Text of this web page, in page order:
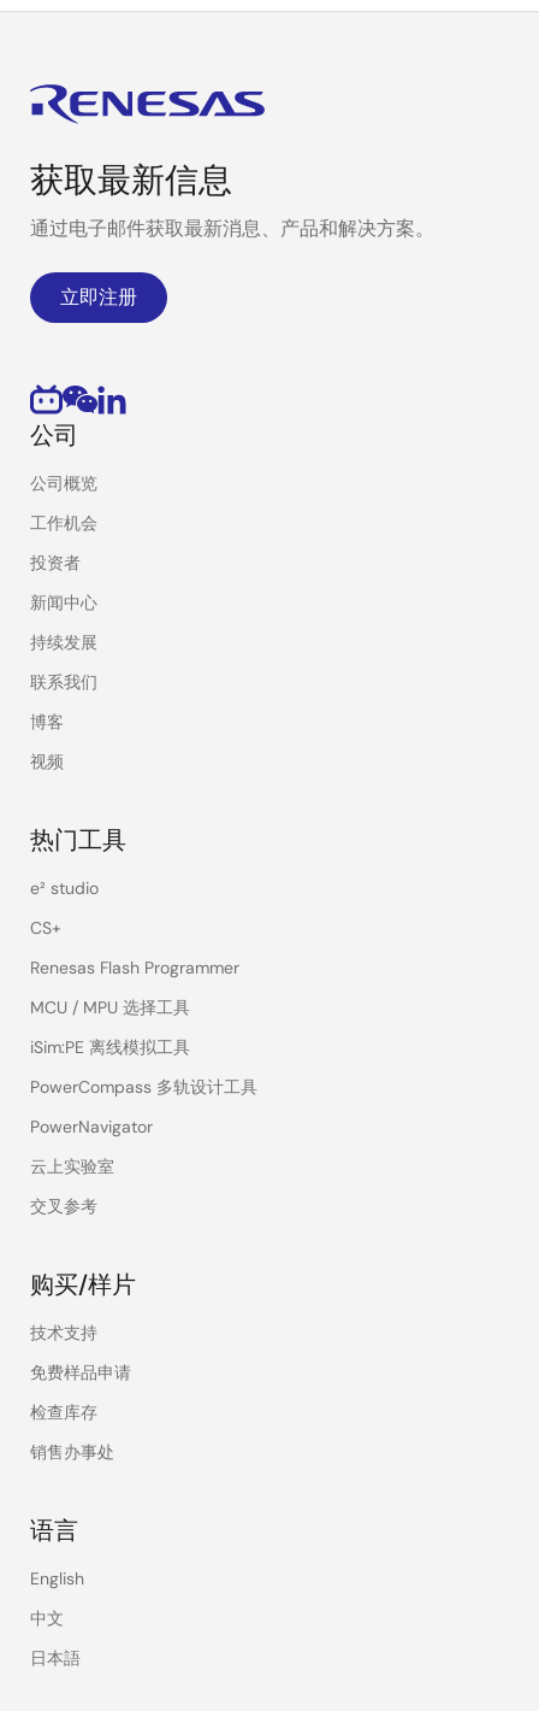
获取最新信息
通过电子邮件获取最新消息、产品和解决方案。
立即注册
公司
公司概览
工作机会
投资者
新闻中心
持续发展
联系我们
博客
视频
热门工具
e² studio
CS+
Renesas Flash Programmer
MCU / MPU 选择工具
iSim:PE 离线模拟工具
PowerCompass 多轨设计工具
PowerNavigator
云上实验室
交叉参考
购买/样片
技术支持
免费样品申请
检查库存
销售办事处
语言
English
中文
日本語